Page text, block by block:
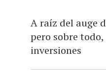
A raíz del auge
pero sobre
inversiones